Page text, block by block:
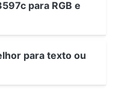
para RGB e
para texto ou